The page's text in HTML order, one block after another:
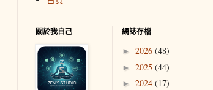
關於我自己 網誌存檔
► 2026 (48)
► 2025 (44)
► 2024 (17)